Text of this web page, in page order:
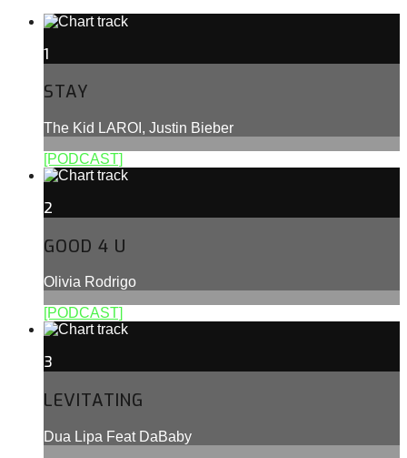
1
STAY
The Kid LAROI, Justin Bieber
[PODCAST]
2
GOOD 4 U
Olivia Rodrigo
[PODCAST]
3
LEVITATING
Dua Lipa Feat DaBaby